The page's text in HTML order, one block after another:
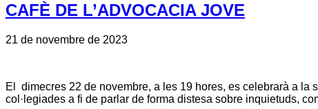
CAFÈ DE L’ADVOCACIA JOVE
21 de novembre de 2023
El dimecres 22 de novembre, a les 19 hores, es celebrarà a la
col·legiades a fi de parlar de forma distesa sobre inquietuds,